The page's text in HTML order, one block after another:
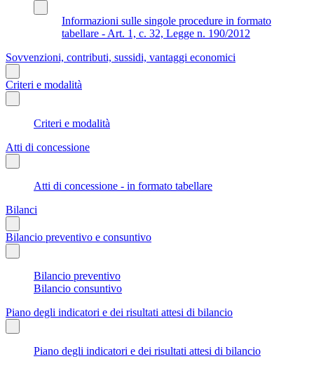
Informazioni sulle singole procedure in formato
tabellare - Art. 1, c. 32, Legge n. 190/2012
Sovvenzioni, contributi, sussidi, vantaggi economici
Criteri e modalità
Criteri e modalità
Atti di concessione
Atti di concessione - in formato tabellare
Bilanci
Bilancio preventivo e consuntivo
Bilancio preventivo
Bilancio consuntivo
Piano degli indicatori e dei risultati attesi di bilancio
Piano degli indicatori e dei risultati attesi di bilancio